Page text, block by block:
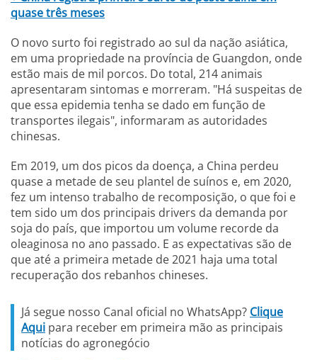
quase três meses
O novo surto foi registrado ao sul da nação asiática,
em uma propriedade na província de Guangdon, onde
estão mais de mil porcos. Do total, 214 animais
apresentaram sintomas e morreram. "Há suspeitas de
que essa epidemia tenha se dado em função de
transportes ilegais", informaram as autoridades
chinesas.
Em 2019, um dos picos da doença, a China perdeu
quase a metade de seu plantel de suínos e, em 2020,
fez um intenso trabalho de recomposição, o que foi e
tem sido um dos principais drivers da demanda por
soja do país, que importou um volume recorde da
oleaginosa no ano passado. E as expectativas são de
que até a primeira metade de 2021 haja uma total
recuperação dos rebanhos chineses.
Já segue nosso Canal oficial no WhatsApp? Clique
Aqui para receber em primeira mão as principais
notícias do agronegócio